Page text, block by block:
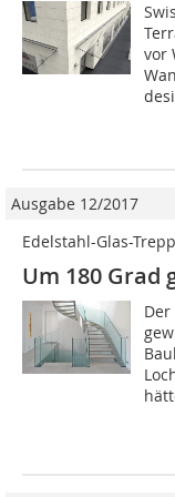
vor
Ausgabe 12/2017
Edelstahl-Glas-
Um 180 Grad